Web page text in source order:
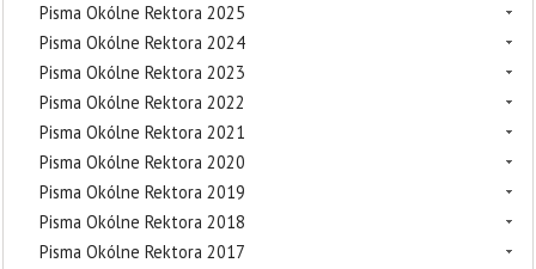
Pisma Okólne Rektora 2025
Pisma Okólne Rektora 2024
Pisma Okólne Rektora 2023
Pisma Okólne Rektora 2022
Pisma Okólne Rektora 2021
Pisma Okólne Rektora 2020
Pisma Okólne Rektora 2019
Pisma Okólne Rektora 2018
Pisma Okólne Rektora 2017